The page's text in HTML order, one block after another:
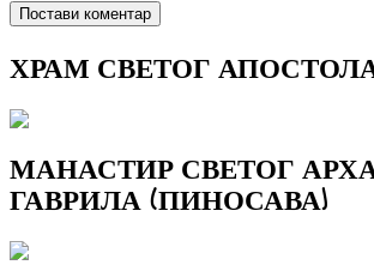
ХРАМ СВЕТОГ
МАНАСТИР СВЕТОГ
ГАВРИЛА (ПИНОСАВА)